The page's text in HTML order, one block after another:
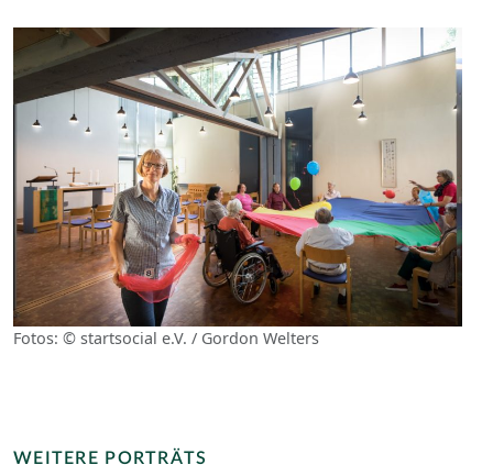
Fotos: © startsocial e.V. / Gordon Welters
WEITERE PORTRÄTS